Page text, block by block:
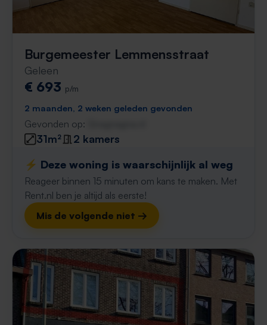
Burgemeester Lemmensstraat
Geleen
€ 693 p/m
2 maanden, 2 weken geleden gevonden
Gevonden op:
31m²
2 kamers
⚡️ Deze woning is waarschijnlijk al weg
Reageer binnen 15 minuten om kans te maken. Met
Rent.nl ben je altijd als eerste!
Mis de volgende niet →